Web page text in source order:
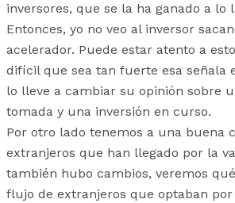
inversores, que se la ha ganado a lo
Entonces, yo no veo al inversor
acelerador. Puede estar atento a
difícil que sea tan fuerte esa señala
lo lleve a cambiar su opinión sobre
tomada y una inversión en curso.
Por otro lado tenemos a una buena
extranjeros que han llegado por la
también hubo cambios, veremos
flujo de extranjeros que optaban por